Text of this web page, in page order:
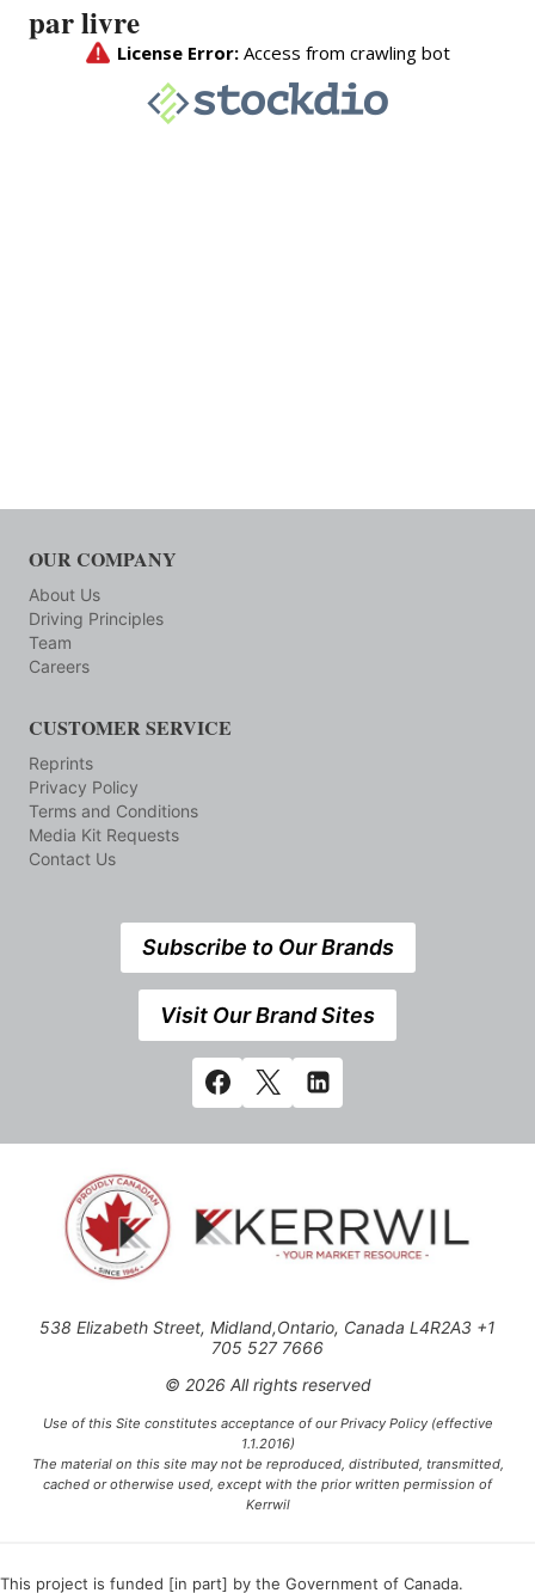
par livre
OUR COMPANY
About Us
Driving Principles
Team
Careers
CUSTOMER SERVICE
Reprints
Privacy Policy
Terms and Conditions
Media Kit Requests
Contact Us
Subscribe to Our Brands
Visit Our Brand Sites
538 Elizabeth Street, Midland,Ontario, Canada L4R2A3 +1
705 527 7666
© 2026 All rights reserved
Use of this Site constitutes acceptance of our Privacy Policy (effective
1.1.2016)
The material on this site may not be reproduced, distributed, transmitted,
cached or otherwise used, except with the prior written permission of
Kerrwil
This project is funded [in part] by the Government of Canada.